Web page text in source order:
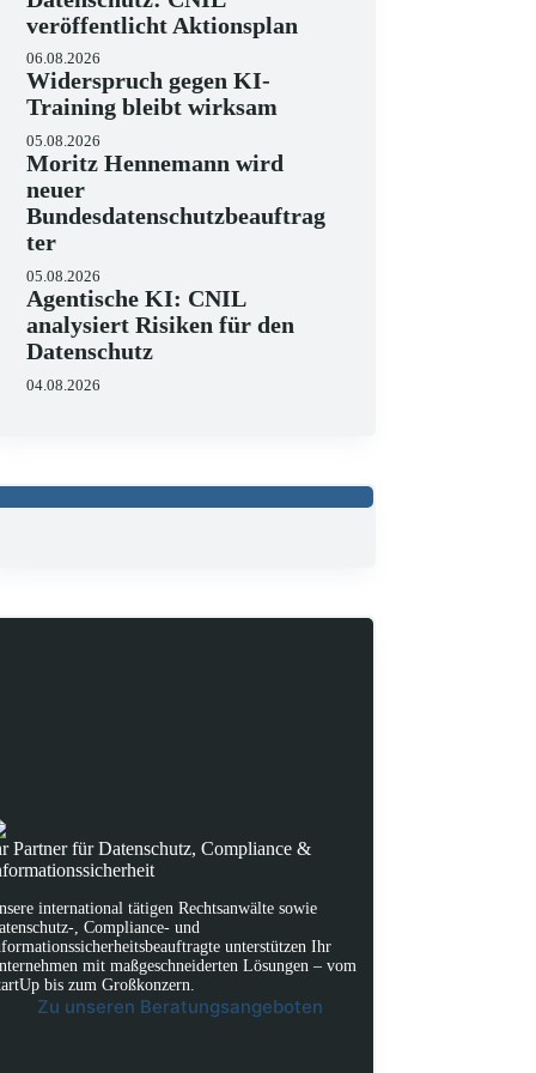
veröffentlicht Aktionsplan
06.08.2026
Widerspruch gegen KI-
Training bleibt wirksam
05.08.2026
Moritz Hennemann wird
neuer
Bundesdatenschutzbeauftrag
ter
05.08.2026
Agentische KI: CNIL
analysiert Risiken für den
Datenschutz
04.08.2026
Partner für Datenschutz, Compliance &
international tätigen Rechtsanwälte sowie
, Compliance- und
unterstützen Ihr
mit maßgeschneiderten Lösungen – vom
bis zum Großkonzern.
Zu unseren Beratungsangeboten